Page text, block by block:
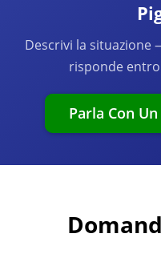
Descrivi la situazione
risponde
Parla Con